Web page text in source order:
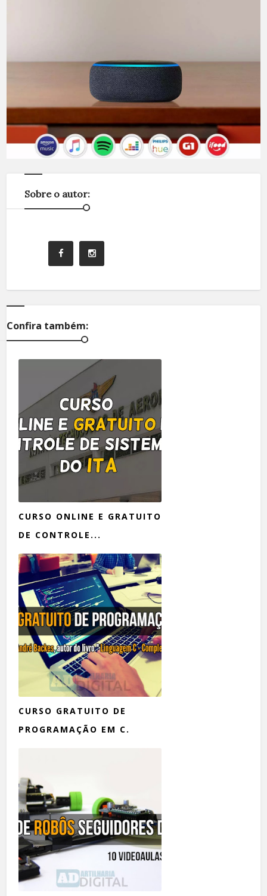
Sobre o autor:
Confira também:
CURSO ONLINE E GRATUITO
DE CONTROLE...
CURSO GRATUITO DE
PROGRAMAÇÃO EM C.